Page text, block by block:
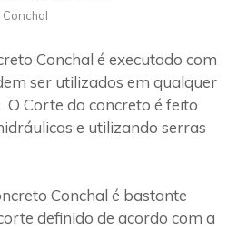
Conchal é executado com
ser utilizados em qualquer
O Corte do concreto é feito
e utilizando serras
Conchal é bastante
definido de acordo com a